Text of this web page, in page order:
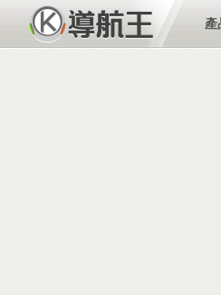
產